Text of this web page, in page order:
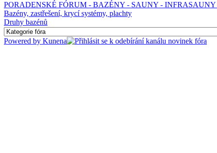
PORADENSKÉ FÓRUM - BAZÉNY - SAUNY -
Bazény, zastřešení, krycí systémy, plachty
Druhy bazénů
Powered by Kunena